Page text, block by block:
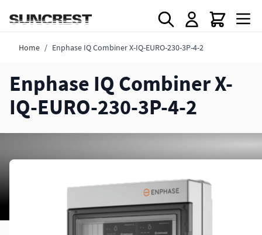
Home / Enphase IQ Combiner X-IQ-EURO-230-3P-4-2
Enphase IQ Combiner X-
IQ-EURO-230-3P-4-2